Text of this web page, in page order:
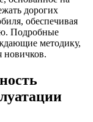
дорогих
обеспечивая
Подробные
методику,
новичков.